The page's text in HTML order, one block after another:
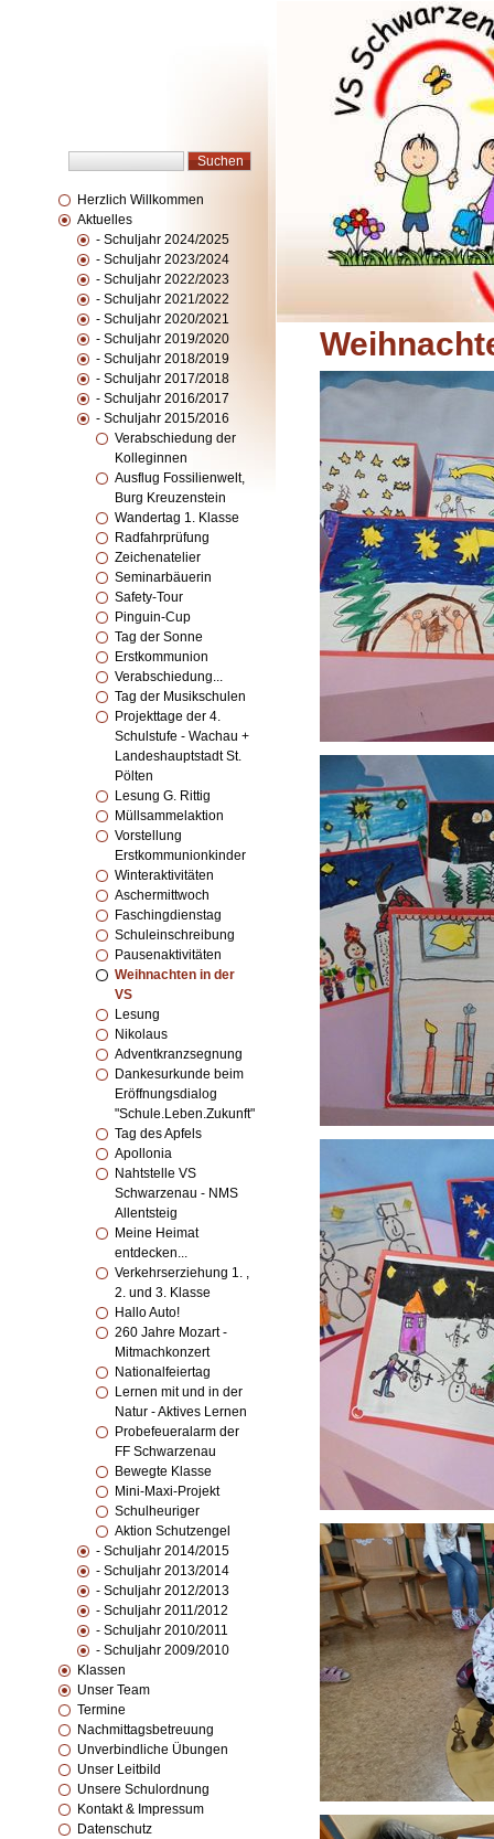
Herzlich Willkommen
Aktuelles
- Schuljahr 2024/2025
- Schuljahr 2023/2024
- Schuljahr 2022/2023
- Schuljahr 2021/2022
- Schuljahr 2020/2021
- Schuljahr 2019/2020
- Schuljahr 2018/2019
- Schuljahr 2017/2018
- Schuljahr 2016/2017
- Schuljahr 2015/2016
Verabschiedung der
Kolleginnen
Ausflug Fossilienwelt,
Burg Kreuzenstein
Wandertag 1. Klasse
Radfahrprüfung
Zeichenatelier
Seminarbäuerin
Safety-Tour
Pinguin-Cup
Tag der Sonne
Erstkommunion
Verabschiedung...
Tag der Musikschulen
Projekttage der 4.
Schulstufe - Wachau +
Landeshauptstadt St.
Pölten
Lesung G. Rittig
Müllsammelaktion
Vorstellung
Erstkommunionkinder
Winteraktivitäten
Aschermittwoch
Faschingdienstag
Schuleinschreibung
Pausenaktivitäten
Weihnachten in der
VS
Lesung
Nikolaus
Adventkranzsegnung
Dankesurkunde beim
Eröffnungsdialog
"Schule.Leben.Zukunft"
Tag des Apfels
Apollonia
Nahtstelle VS
Schwarzenau - NMS
Allentsteig
Meine Heimat
entdecken...
Verkehrserziehung 1. ,
2. und 3. Klasse
Hallo Auto!
260 Jahre Mozart -
Mitmachkonzert
Nationalfeiertag
Lernen mit und in der
Natur - Aktives Lernen
Probefeueralarm der
FF Schwarzenau
Bewegte Klasse
Mini-Maxi-Projekt
Schulheuriger
Aktion Schutzengel
- Schuljahr 2014/2015
- Schuljahr 2013/2014
- Schuljahr 2012/2013
- Schuljahr 2011/2012
- Schuljahr 2010/2011
- Schuljahr 2009/2010
Klassen
Unser Team
Termine
Nachmittagsbetreuung
Unverbindliche Übungen
Unser Leitbild
Unsere Schulordnung
Kontakt & Impressum
Datenschutz